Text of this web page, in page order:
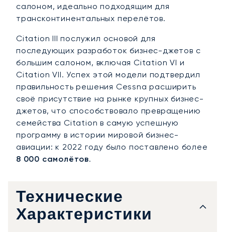
салоном, идеально подходящим для
трансконтинентальных перелётов.
Citation III послужил основой для
последующих разработок бизнес-джетов с
большим салоном, включая Citation VI и
Citation VII. Успех этой модели подтвердил
правильность решения Cessna расширить
своё присутствие на рынке крупных бизнес-
джетов, что способствовало превращению
семейства Citation в самую успешную
программу в истории мировой бизнес-
авиации: к 2022 году было поставлено более
8 000 самолётов.
Технические
Характеристики